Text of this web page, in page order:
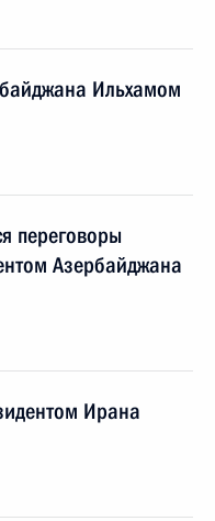
Ильхамом
переговоры
Азербайджана
Ирана